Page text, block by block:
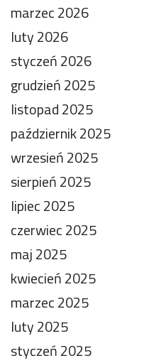
marzec 2026
luty 2026
styczeń 2026
grudzień 2025
listopad 2025
październik 2025
wrzesień 2025
sierpień 2025
lipiec 2025
czerwiec 2025
maj 2025
kwiecień 2025
marzec 2025
luty 2025
styczeń 2025